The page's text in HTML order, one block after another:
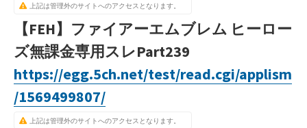
上記は管理外のサイトへのアクセスとなります。
【FEH】ファイアーエムブレム ヒーロー
ズ無課金専用スレPart239
https://egg.5ch.net/test/read.cgi/applism
/1569499807/
上記は管理外のサイトへのアクセスとなります。